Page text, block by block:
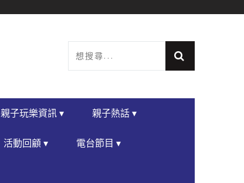
親子玩樂資訊 ▾ 親子熱話 ▾
活動回顧 ▾ 電台節目 ▾